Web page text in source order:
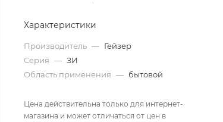
Характеристики
Производитель — Гейзер
Серия — ЗИ
Область применения — бытовой
Цена действительна только для интернет-
магазина и может отличаться от цен в